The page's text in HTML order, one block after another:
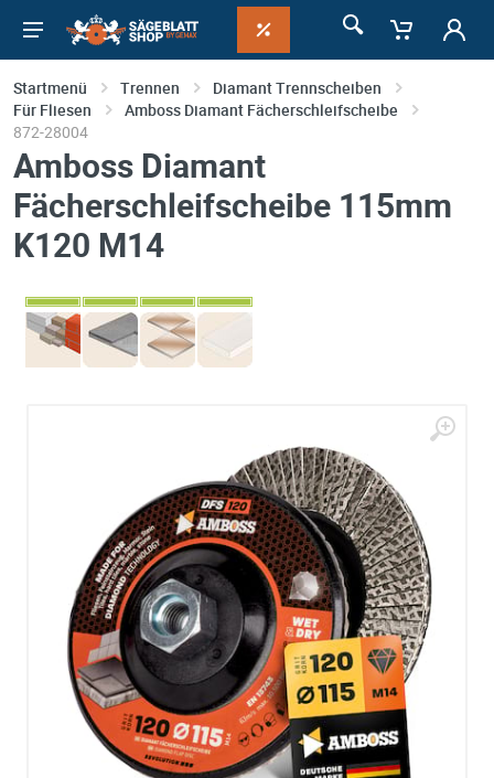
Startmenü Trennen
Diamant Trennscheiben
Für Fliesen
Amboss Diamant Fächerschleifscheibe
872-28004
Amboss Diamant
Fächerschleifscheibe 115mm
K120 M14